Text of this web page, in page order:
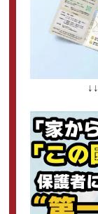
動
画
プ
ー
ヤ